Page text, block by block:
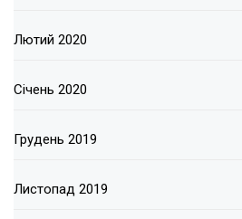
Лютий 2020
Січень 2020
Грудень 2019
Листопад 2019